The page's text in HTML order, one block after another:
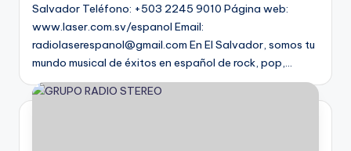
Salvador Teléfono: +503 2245 9010 Página web:
www.laser.com.sv/espanol Email:
radiolaserespanol@gmail.com En El Salvador, somos tu
mundo musical de éxitos en español de rock, pop,…